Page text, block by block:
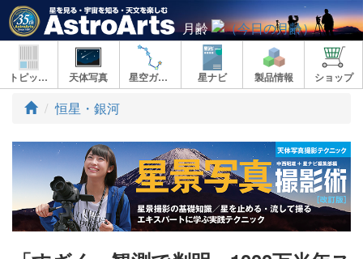
月齢
トピックス 天体写真 星空ガイド 星ナビ 製品情報 ショップ
ト
プ
恒星・銀河